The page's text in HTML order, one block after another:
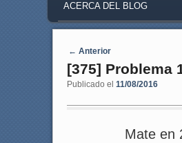
ACERCA DEL BLOG
Navegaci�n de entradas
← Anterior
[375] Problema
Publicado el 11/08/2016
Mate en